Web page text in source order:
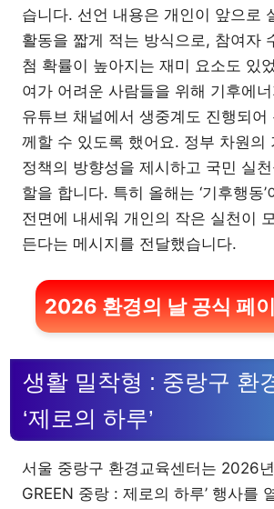
습니다. 선언 내용은 개인이 앞으로
활동을 짧게 적는 방식으로, 참여자
첨 확률이 높아지는 재미 요소도 있
여가 어려운 사람들을 위해 기후에
유튜브 채널에서 생중계도 진행되어
께할 수 있도록 했어요. 정부 차원의
정책의 방향성을 제시하고 국민 실
할을 합니다. 특히 올해는 ‘기후행동
전면에 내세워 개인의 작은 실천이
든다는 메시지를 전달했습니다.
2026 환경의 날 공식 페
생활 밀착형 : 중랑구 환
‘제로의 하루’
서울 중랑구 환경교육센터는 2026
GREEN 중랑 : 제로의 하루’ 행사를